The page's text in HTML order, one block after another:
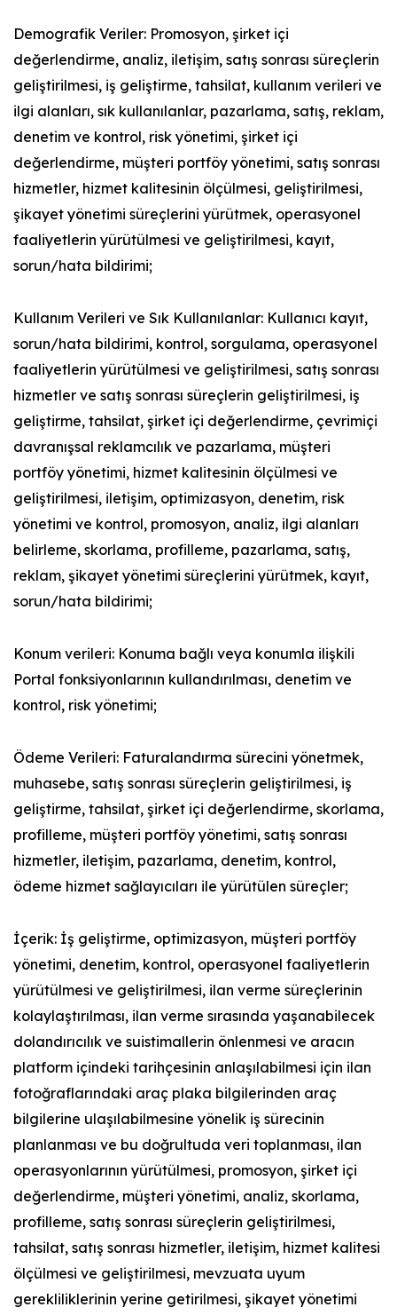
Demografik Veriler: Promosyon, şirket içi
değerlendirme, analiz, iletişim, satış sonrası süreçlerin
geliştirilmesi, iş geliştirme, tahsilat, kullanım verileri ve
ilgi alanları, sık kullanılanlar, pazarlama, satış, reklam,
denetim ve kontrol, risk yönetimi, şirket içi
değerlendirme, müşteri portföy yönetimi, satış sonrası
hizmetler, hizmet kalitesinin ölçülmesi, geliştirilmesi,
şikayet yönetimi süreçlerini yürütmek, operasyonel
faaliyetlerin yürütülmesi ve geliştirilmesi, kayıt,
sorun/hata bildirimi;
Kullanım Verileri ve Sık Kullanılanlar: Kullanıcı kayıt,
sorun/hata bildirimi, kontrol, sorgulama, operasyonel
faaliyetlerin yürütülmesi ve geliştirilmesi, satış sonrası
hizmetler ve satış sonrası süreçlerin geliştirilmesi, iş
geliştirme, tahsilat, şirket içi değerlendirme, çevrimiçi
davranışsal reklamcılık ve pazarlama, müşteri
portföy yönetimi, hizmet kalitesinin ölçülmesi ve
geliştirilmesi, iletişim, optimizasyon, denetim, risk
yönetimi ve kontrol, promosyon, analiz, ilgi alanları
belirleme, skorlama, profilleme, pazarlama, satış,
reklam, şikayet yönetimi süreçlerini yürütmek, kayıt,
sorun/hata bildirimi;
Konum verileri: Konuma bağlı veya konumla ilişkili
Portal fonksiyonlarının kullandırılması, denetim ve
kontrol, risk yönetimi;
Ödeme Verileri: Faturalandırma sürecini yönetmek,
muhasebe, satış sonrası süreçlerin geliştirilmesi, iş
geliştirme, tahsilat, şirket içi değerlendirme, skorlama,
profilleme, müşteri portföy yönetimi, satış sonrası
hizmetler, iletişim, pazarlama, denetim, kontrol,
ödeme hizmet sağlayıcıları ile yürütülen süreçler;
İçerik: İş geliştirme, optimizasyon, müşteri portföy
yönetimi, denetim, kontrol, operasyonel faaliyetlerin
yürütülmesi ve geliştirilmesi, ilan verme süreçlerinin
kolaylaştırılması, ilan verme sırasında yaşanabilecek
dolandırıcılık ve suistimallerin önlenmesi ve aracın
platform içindeki tarihçesinin anlaşılabilmesi için ilan
fotoğraflarındaki araç plaka bilgilerinden araç
bilgilerine ulaşılabilmesine yönelik iş sürecinin
planlanması ve bu doğrultuda veri toplanması, ilan
operasyonlarının yürütülmesi, promosyon, şirket içi
değerlendirme, müşteri yönetimi, analiz, skorlama,
profilleme, satış sonrası süreçlerin geliştirilmesi,
tahsilat, satış sonrası hizmetler, iletişim, hizmet kalitesi
ölçülmesi ve geliştirilmesi, mevzuata uyum
gerekliliklerinin yerine getirilmesi, şikayet yönetimi